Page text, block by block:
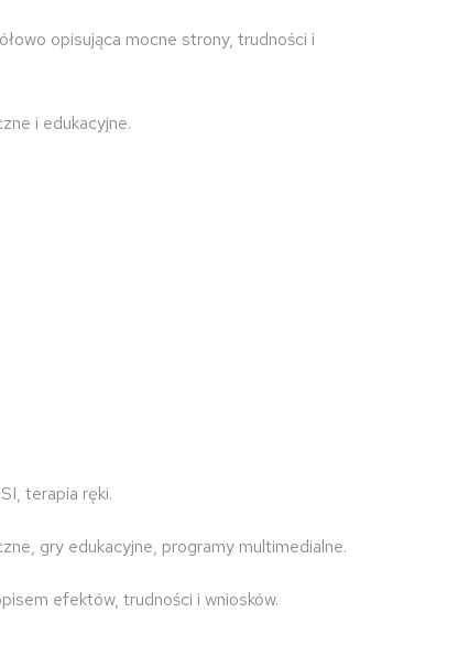
opisująca mocne strony, trudności i
i edukacyjne.
terapia ręki.
gry edukacyjne, programy multimedialne.
efektów, trudności i wniosków.